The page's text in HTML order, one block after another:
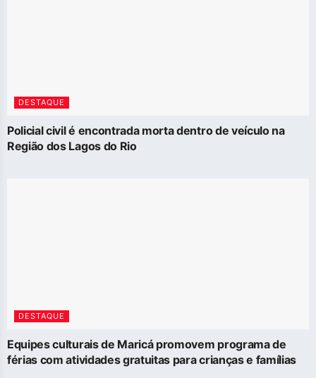
DESTAQUE
Policial civil é encontrada morta dentro de veículo na
Região dos Lagos do Rio
DESTAQUE
Equipes culturais de Maricá promovem programa de
férias com atividades gratuitas para crianças e famílias